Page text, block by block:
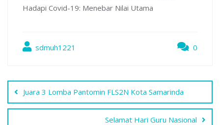
Hadapi Covid-19: Menebar Nilai Utama
sdmuh1221 0
Navigasi
posJuara 3 Lomba Pantomin FLS2N Kota Samarinda
Selamat Hari Guru Nasional